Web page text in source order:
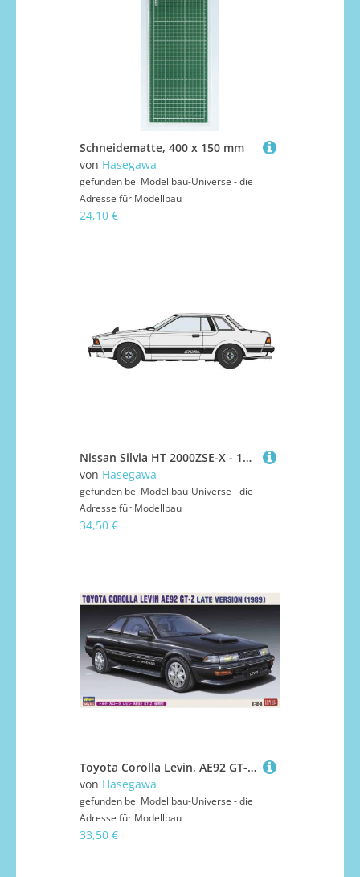
Schneidematte, 400 x 150 mm
von Hasegawa
gefunden bei Modellbau-Universe - die
Adresse für Modellbau
24,10 €
Nissan Silvia HT 2000ZSE-X - 1979
von Hasegawa
gefunden bei Modellbau-Universe - die
Adresse für Modellbau
34,50 €
Toyota Corolla Levin, AE92 GT-Z Late
von Hasegawa
gefunden bei Modellbau-Universe - die
Adresse für Modellbau
33,50 €